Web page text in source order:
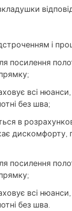
і
посилення
всі
без шва;
в
дискомфорту,
посилення
всі
без шва.